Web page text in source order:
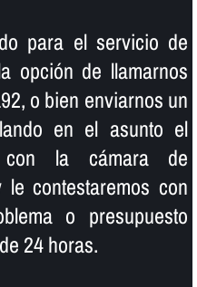
para el servicio de
opción de llamarnos
o bien enviarnos un
en el asunto el
con la cámara de
contestaremos con
o presupuesto
24 horas.